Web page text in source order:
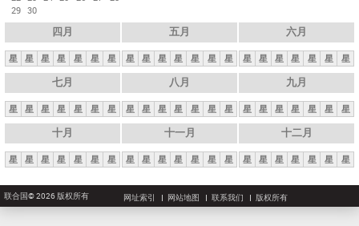
29 30
四月
星 星 星 星 星 星 星
五月
星 星 星 星 星 星 星
六月
星 星 星 星 星 星 星
七月
星 星 星 星 星 星 星
八月
星 星 星 星 星 星 星
九月
星 星 星 星 星 星 星
十月
星 星 星 星 星 星 星
十一月
星 星 星 星 星 星 星
十二月
星 星 星 星 星 星 星
联合国© 2026 版权所有 网址索引 网站地图 联系我们 版权所有